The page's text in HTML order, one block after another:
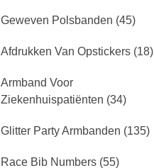
Geweven Polsbanden (45)
Afdrukken Van Opstickers (18)
Armband Voor
Ziekenhuispatiënten (34)
Glitter Party Armbanden (135)
Race Bib Numbers (55)